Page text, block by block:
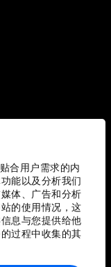
合用户需求的内
能以及分析我们
体、广告和分析
的使用情况，这
息与您提供给他
过程中收集的其